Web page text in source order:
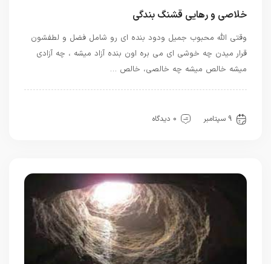
خلاصی و رهایی قشنگ بندگی
وقتی الله محبوب جمیل ودود بنده ای رو شامل فضل و لطفشون
قرار میدن چه خوشی ای می بره اون بنده آزاد میشه ، چه آزادی
میشه خالص میشه چه خالصی، خالص …
9 سپتامبر
0 دیدگاه